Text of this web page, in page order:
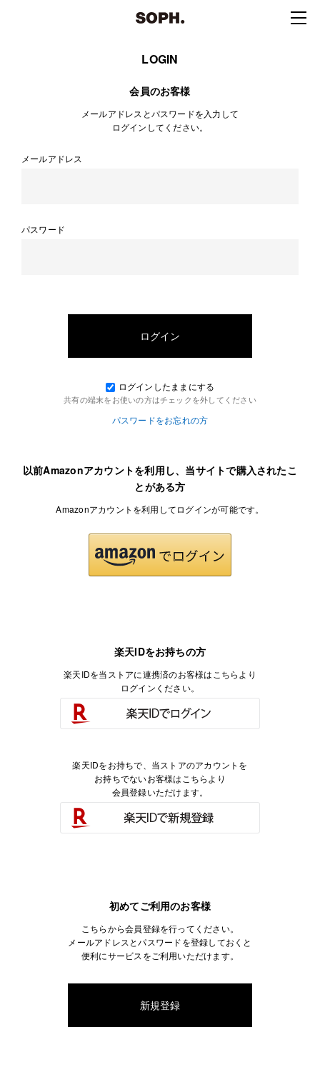
LOGIN
会員のお客様
メールアドレスとパスワードを入力して
ログインしてください。
メールアドレス
パスワード
ログインしたままにする
共有の端末をお使いの方はチェックを外してください
パスワードをお忘れの方
以前Amazonアカウントを利用し、当サイトで購入されたこ
とがある方
Amazonアカウントを利用してログインが可能です。
楽天IDをお持ちの方
楽天IDを当ストアに連携済のお客様はこちらより
ログインください。
楽天IDをお持ちで、当ストアのアカウントを
お持ちでないお客様はこちらより
会員登録いただけます。
初めてご利用のお客様
こちらから会員登録を行ってください。
メールアドレスとパスワードを登録しておくと
便利にサービスをご利用いただけます。